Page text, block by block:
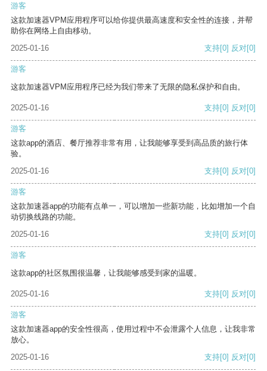
游客
这款加速器VPM应用程序可以给你提供最高速度和安全性的连接，并帮
助你在网络上自由移动。
2025-01-16
支持[0] 反对[0]
游客
这款加速器VPM应用程序已经为我们带来了无限的隐私保护和自由。
2025-01-16 支持[0] 反对[0]
游客
这款app的酒店、餐厅推荐非常有用，让我能够享受到高品质的旅行体
验。
2025-01-16
支持[0] 反对[0]
游客
这款加速器app的功能有点单一，可以增加一些新功能，比如增加一个自
动切换线路的功能。
2025-01-16
支持[0] 反对[0]
游客
这款app的社区氛围很温馨，让我能够感受到家的温暖。
2025-01-16 支持[0] 反对[0]
游客
这款加速器app的安全性很高，使用过程中不会泄露个人信息，让我非常
放心。
2025-01-16
支持[0] 反对[0]